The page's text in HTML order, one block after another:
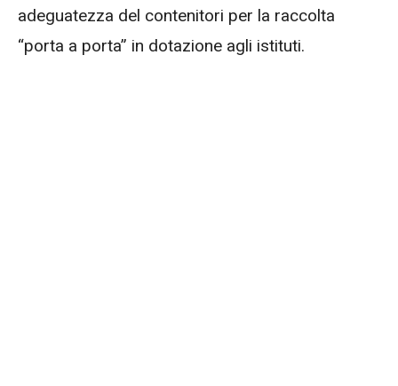
adeguatezza del contenitori per la raccolta
“porta a porta” in dotazione agli istituti.